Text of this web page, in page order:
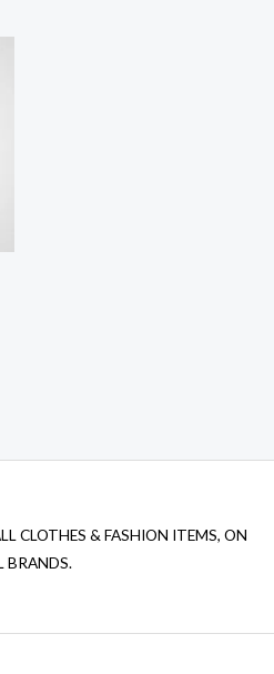
CLOTHES & FASHION ITEMS, ON
BRANDS.